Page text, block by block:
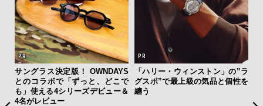
サングラス決定版！ OWNDAYS
とのコラボで「ずっと、どこで
も」使える4シリーズデビュー＆
4名がレビュー
「ハリー・ウィンストン」の”ラ
グスポ”で最上級の気品と個性を
纏う
グ